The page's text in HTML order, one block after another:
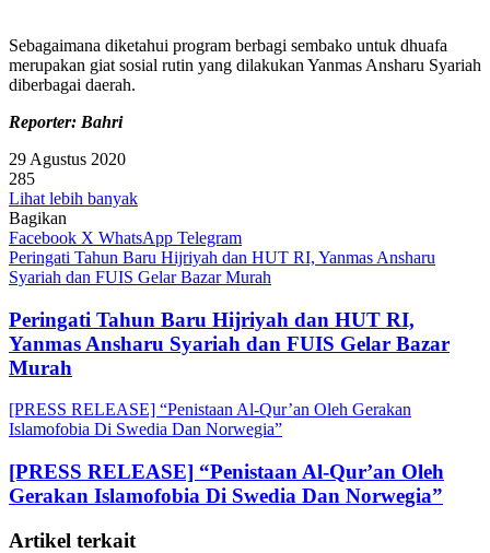
Sebagaimana diketahui program berbagi sembako untuk dhuafa
merupakan giat sosial rutin yang dilakukan Yanmas Ansharu Syariah
diberbagai daerah.
Reporter: Bahri
29 Agustus 2020
285
Lihat lebih banyak
Bagikan
Facebook X WhatsApp Telegram
Peringati Tahun Baru Hijriyah dan HUT RI, Yanmas Ansharu
Syariah dan FUIS Gelar Bazar Murah
Peringati Tahun Baru Hijriyah dan HUT RI,
Yanmas Ansharu Syariah dan FUIS Gelar Bazar
Murah
[PRESS RELEASE] “Penistaan Al-Qur’an Oleh Gerakan
Islamofobia Di Swedia Dan Norwegia”
[PRESS RELEASE] “Penistaan Al-Qur’an Oleh
Gerakan Islamofobia Di Swedia Dan Norwegia”
Artikel terkait